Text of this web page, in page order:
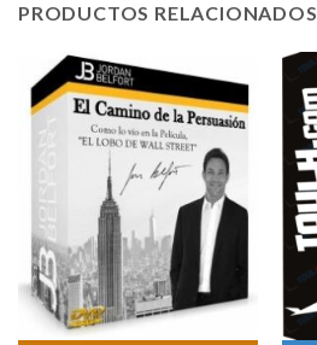
PRODUCTOS RELACIONADOS